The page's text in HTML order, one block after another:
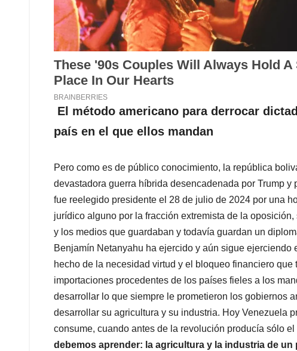
El método americano para derrocar
país en el que ellos mandan
Pero como es de público conocimiento, la república
devastadora guerra híbrida desencadenada por Trump
fue reelegido presidente el 28 de julio de 2024 por una
jurídico alguno por la fracción extremista de la
y los medios que guardaban y todavía guardan un
Benjamín Netanyahu ha ejercido y aún sigue ejerciendo
hecho de la necesidad virtud y el bloqueo financiero
importaciones procedentes de los países fieles a los
desarrollar lo que siempre le prometieron los gobiernos
desarrollar su agricultura y su industria. Hoy Venezuela
consume, cuando antes de la revolución producía sólo el
debemos aprender: la agricultura y la industria de